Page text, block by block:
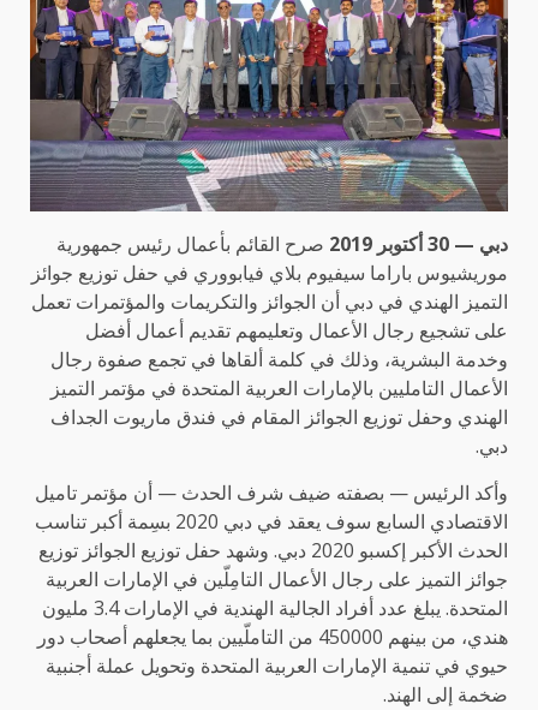
دبي — 30 أكتوبر 2019
صرح القائم بأعمال رئيس جمهورية
موريشيوس باراما سيفيوم بلاي فيابووري في حفل توزيع جوائز
التميز الهندي في دبي أن الجوائز والتكريمات والمؤتمرات تعمل
على تشجيع رجال الأعمال وتعليمهم تقديم أعمال أفضل
وخدمة البشرية، وذلك في كلمة ألقاها في تجمع صفوة رجال
الأعمال التامليين بالإمارات العربية المتحدة في مؤتمر التميز
الهندي وحفل توزيع الجوائز المقام في فندق ماريوت الجداف
دبي.
وأكد الرئيس — بصفته ضيف شرف الحدث — أن مؤتمر تاميل
الاقتصادي السابع سوف يعقد في دبي 2020 بسِمة أكبر تناسب
الحدث الأكبر إكسبو 2020 دبي. وشهد حفل توزيع الجوائز توزيع
جوائز التميز على رجال الأعمال التامِلّين في الإمارات العربية
المتحدة. يبلغ عدد أفراد الجالية الهندية في الإمارات 3.4 مليون
هندي، من بينهم 450000 من التاملّيين بما يجعلهم أصحاب دور
حيوي في تنمية الإمارات العربية المتحدة وتحويل عملة أجنبية
ضخمة إلى الهند.